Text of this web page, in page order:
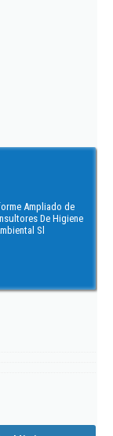
Ampliado de
De Higiene
Sl